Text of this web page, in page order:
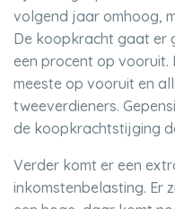
volgend jaar omhoog,
De koopkracht gaat er
een procent op vooruit.
meeste op vooruit en
tweeverdieners.
de koopkrachtstijging
Verder komt er een
inkomstenbelasting. Er